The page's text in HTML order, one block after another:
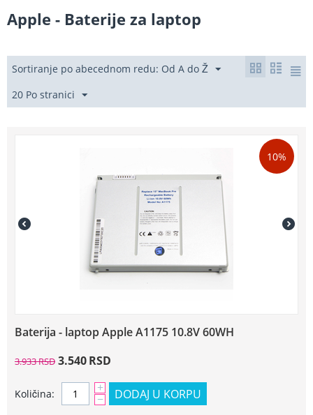
Apple - Baterije za laptop
Sortiranje po abecednom redu: Od A do Ž
20 Po stranici
10%
Baterija - laptop Apple A1175 10.8V 60WH
3.933RSD 3.540RSD
Količina: +
− DODAJ U KORPU